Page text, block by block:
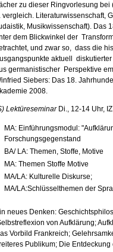
zu dieser Ringvorlesung
vergleich. Literaturwissenschaft,
Musikwissenschaft). Das
dem Blickwinkel der
und zwar so, dass die
aktuell
germanistischer Perspektive
Siebers: Das 18.
2008.
Lektüreseminar Di., 12-14 Uhr,
MA: Einführungsmodul:
Forschungsgegenstand
BA/ LA: Themen, Stoffe, Motive
MA: Themen Stoffe Motive
MA/LA: Kulturelle Diskurse;
MA/LA:Schlüsselthemen der
neues Denken:
von Aufklärung;
Vorbild Frankreich;
Publikum; Die